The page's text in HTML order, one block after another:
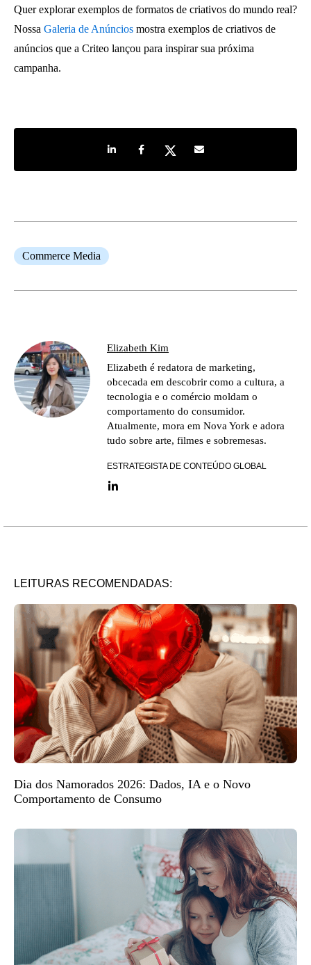
Quer explorar exemplos de formatos de criativos do mundo real?
Nossa Galeria de Anúncios mostra exemplos de criativos de
anúncios que a Criteo lançou para inspirar sua próxima
campanha.
Share on LinkedIn
Share on Facebook
Share on TwitterShare by e-mail
Commerce Media
Elizabeth Kim
Elizabeth é redatora de marketing,
obcecada em descobrir como a cultura, a
tecnologia e o comércio moldam o
comportamento do consumidor.
Atualmente, mora em Nova York e adora
tudo sobre arte, filmes e sobremesas.
ESTRATEGISTA DE CONTEÚDO GLOBAL
LinkedIn link
LEITURAS RECOMENDADAS:
Dia dos Namorados 2026: Dados, IA e o Novo
Comportamento de Consumo